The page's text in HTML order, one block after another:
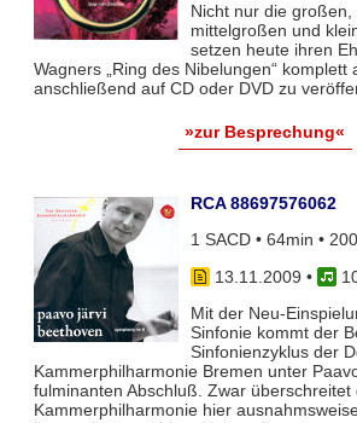
Nicht nur die
mittelgroßen und
setzen heute ihren
Wagners „Ring des Nibelungen“ komplett
anschließend auf CD oder DVD zu
»zur Besprechung«
RCA 88697576062
1 SACD • 64min •
13.11.2009 •
Mit der Neu-
Sinfonie kommt der
Sinfonienzyklus der
Kammerphilharmonie Bremen unter
fulminanten Abschluß. Zwar überschreitet
Kammerphilharmonie hier